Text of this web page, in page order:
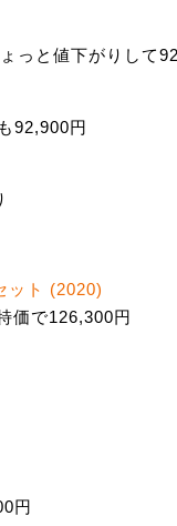
っと値下がりして
92,900円
ット (2020)
価で126,300円
円